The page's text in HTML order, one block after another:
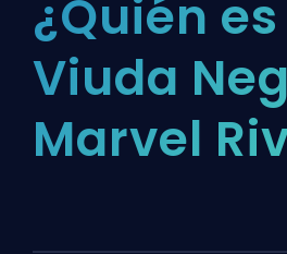
¿Quién es
Viuda
Marvel